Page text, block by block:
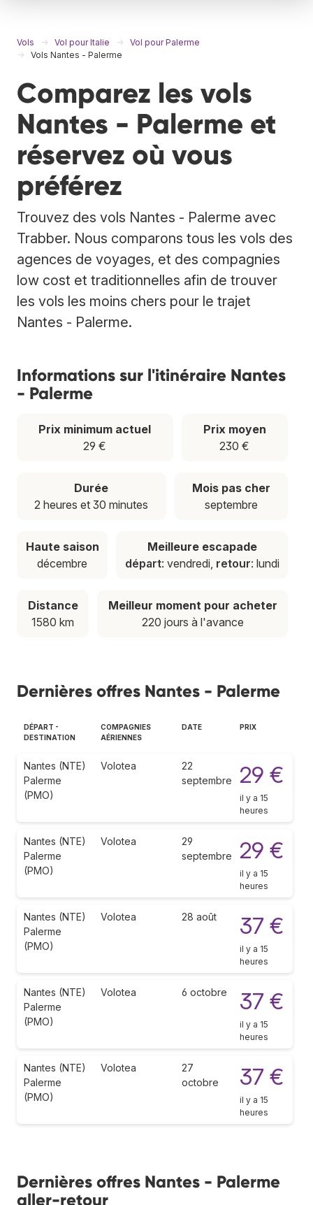
Vols Vol pour Italie
Vol pour Palerme
Vols Nantes - Palerme
Comparez les vols
Nantes - Palerme et
réservez où vous
préférez
Trouvez des vols Nantes - Palerme avec
Trabber. Nous comparons tous les vols des
agences de voyages, et des compagnies
low cost et traditionnelles afin de trouver
les vols les moins chers pour le trajet
Nantes - Palerme.
Informations sur l'itinéraire Nantes
- Palerme
Prix minimum actuel
29 €
Prix moyen
230 €
Durée
2 heures et 30 minutes
Mois pas cher
septembre
Haute saison
décembre
Meilleure escapade
départ: vendredi, retour: lundi
Distance
1580 km
Meilleur moment pour acheter
220 jours à l'avance
Dernières offres Nantes - Palerme
DÉPART -
DESTINATION
COMPAGNIES
AÉRIENNES
DATE PRIX
Nantes (NTE)
Palerme
(PMO)
Volotea
22
septembre
29 €
il y a 15
heures
Nantes (NTE)
Palerme
(PMO)
Volotea
29
septembre
29 €
il y a 15
heures
Nantes (NTE)
Palerme
(PMO)
Volotea 28 août 37 €
il y a 15
heures
Nantes (NTE)
Palerme
(PMO)
Volotea 6 octobre 37 €
il y a 15
heures
Nantes (NTE)
Palerme
(PMO)
Volotea
27
octobre
37 €
il y a 15
heures
Dernières offres Nantes - Palerme
aller-retour